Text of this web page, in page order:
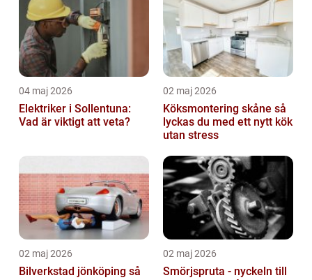
04 maj 2026
Elektriker i Sollentuna:
Vad är viktigt att veta?
02 maj 2026
Köksmontering skåne så
lyckas du med ett nytt kök
utan stress
02 maj 2026
Bilverkstad jönköping så
02 maj 2026
Smörjspruta - nyckeln till